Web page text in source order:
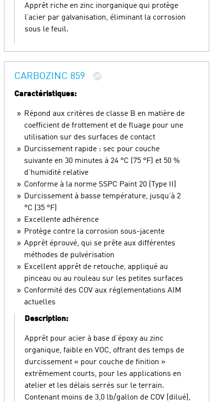
Apprêt riche en zinc inorganique qui protège
l’acier par galvanisation, éliminant la corrosion
sous le feuil.
CARBOZINC 859
Caractéristiques:
Répond aux critères de classe B en matière de
coefficient de frottement et de fluage pour une
utilisation sur des surfaces de contact
Durcissement rapide : sec pour couche
suivante en 30 minutes à 24 °C (75 °F) et 50 %
d’humidité relative
Conforme à la norme SSPC Paint 20 (Type II)
Durcissement à basse température, jusqu’à 2
°C (35 °F)
Excellente adhérence
Protège contre la corrosion sous-jacente
Apprêt éprouvé, qui se prête aux différentes
méthodes de pulvérisation
Excellent apprêt de retouche, appliqué au
pinceau ou au rouleau sur les petites surfaces
Conformité des COV aux réglementations AIM
actuelles
Description:
Apprêt pour acier à base d’époxy au zinc
organique, faible en VOC, offrant des temps de
durcissement « pour couche de finition »
extrêmement courts, pour les applications en
atelier et les délais serrés sur le terrain.
Contenant moins de 3,0 lb/gallon de COV (dilué),